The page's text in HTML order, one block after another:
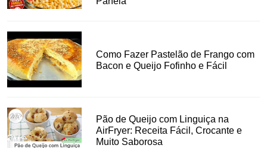
Como Fazer Pastelão de Frango com
Bacon e Queijo Fofinho e Fácil
Pão de Queijo com Linguiça na
AirFryer: Receita Fácil, Crocante e
Muito Saborosa